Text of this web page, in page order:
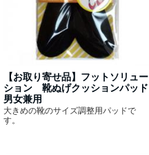
【お取り寄せ品】フットソリュー
ション 靴ぬげクッションパッド
男女兼用
大きめの靴のサイズ調整用パッドで
す。